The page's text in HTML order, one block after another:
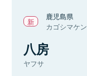
鹿児島県
カゴシマケン
八房
ヤフサ